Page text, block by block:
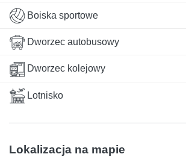
Boiska sportowe
Dworzec autobusowy
Dworzec kolejowy
Lotnisko
Lokalizacja na mapie